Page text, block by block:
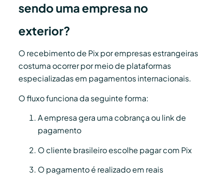
sendo uma empresa no
exterior?
O recebimento de Pix por empresas estrangeiras
costuma ocorrer por meio de plataformas
especializadas em pagamentos internacionais.
O fluxo funciona da seguinte forma:
A empresa gera uma cobrança ou link de
pagamento
O cliente brasileiro escolhe pagar com Pix
O pagamento é realizado em reais